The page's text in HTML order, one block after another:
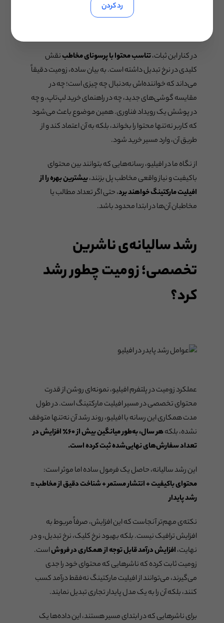
پیوستگی و نظم در انتشار مطالب
است، محتوایی که با نیاز واقعی مخاطب هماهنگ بوده و در
در کنار این ثبات،تناسب محتوا با پرسونای مخاطبنقش
کلیدی در نرخ تبدیل داشته است. به بیان ساده، زومیت دقیقاً
می‌داند که خواننده‌اش به‌دنبال چه چیزی است؛ چه در
مقایسه گوشی‌های جدید، چه در راهنمای خرید لپ‌تاپ، و چه
در پوشش یک رویداد فناوری. همین موضوع باعث می‌شود
که کاربر نه‌تنها محتوا را بخواند، بلکه به آن اعتماد کند و از
طریق آن، وارد مسیر خرید شود.
از نگاه ما در افیلیو، رسانه‌هایی که بتوانند بین محتوای
باکیفیت و نیاز واقعی مخاطب پل بزنند،بیشترین بهره را از
افیلیت مارکتینگ خواهند برد، حتی اگر تعداد مطالب یا
مخاطبان آن‌ها در ابتدا محدود باشد.
رشد سالیانه‌ی ناشرین
تخصصی؛ زومیت چطور رشد
کرد؟
عملکرد زومیت در پلتفرم افیلیو، نمونه‌ای روشن از قدرت
محتوای تخصصی در مسیر افیلیت مارکتینگ است. در طول
مدت همکاری این رسانه با افیلیو، روند رشد آن نه‌تنها متوقف
نشده، بلکه
هر سال، به‌طور میانگین بیش از ۶۰٪ افزایش در
تعداد سفارش‌های نهایی‌شده ثبت کرده است.
این رشد سالیانه، حاصل یک فرمول ساده اما موثر است:
محتوای باکیفیت + انتشار مستمر + شناخت دقیق از مخاطب =
رشد پایدار
نکته‌ی مهم‌تر آنجاست که این افزایش، صرفاً مربوط به
افزایش ترافیک نیست. بلکه بهبود نرخ کلیک، نرخ تبدیل، و در
نهایت،افزایش درآمد قابل توجه از همکاری در فروشاست.
زومیت ثابت کرده که ناشرهایی که محتوای خود را جدی
می‌گیرند، می‌توانند از افیلیت مارکتینگ نه‌فقط درآمد کسب
کنند، بلکه آن را به یک مدل پایدار تجاری تبدیل نمایند.
برای ناشرهایی که در ابتدای مسیر هستند، این داده‌ها یک
رد کردن